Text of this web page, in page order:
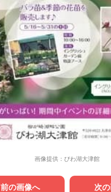
画像提供：びわ湖大津館
前の画像へ 次